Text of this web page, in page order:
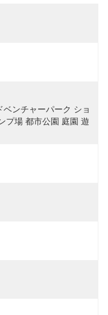
ンチャーパーク ショ
プ場 都市公園 庭園 遊